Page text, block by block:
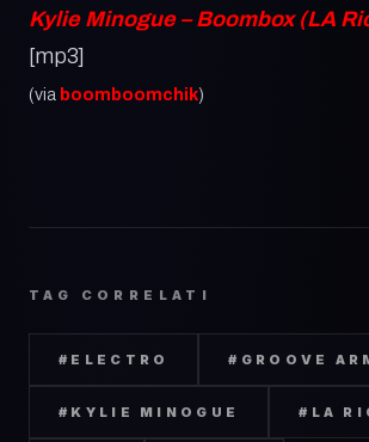
Kylie Minogue – Boombox (LA
[mp3]
(via boomboomchik)
TAG CORRELATI
# ELECTRO # GROOVE
# KYLIE MINOGUE # LA